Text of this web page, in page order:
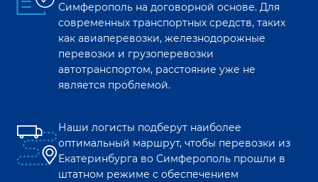
Симферополь на договорной основе. Для
современных транспортных средств, таких
как авиаперевозки, железнодорожные
перевозки и грузоперевозки
автотранспортом, расстояние уже не
является проблемой.
Наши логисты подберут наиболее
оптимальный маршрут, чтобы перевозки из
Екатеринбурга воСимферополь прошли в
штатном режиме с обеспечением